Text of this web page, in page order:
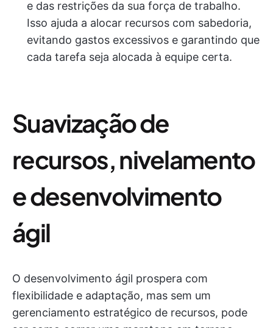
e das restrições da sua força de trabalho.
Isso ajuda a alocar recursos com sabedoria,
evitando gastos excessivos e garantindo que
cada tarefa seja alocada à equipe certa.
Suavização de
recursos, nivelamento
e desenvolvimento
ágil
O desenvolvimento ágil prospera com
flexibilidade e adaptação, mas sem um
gerenciamento estratégico de recursos, pode